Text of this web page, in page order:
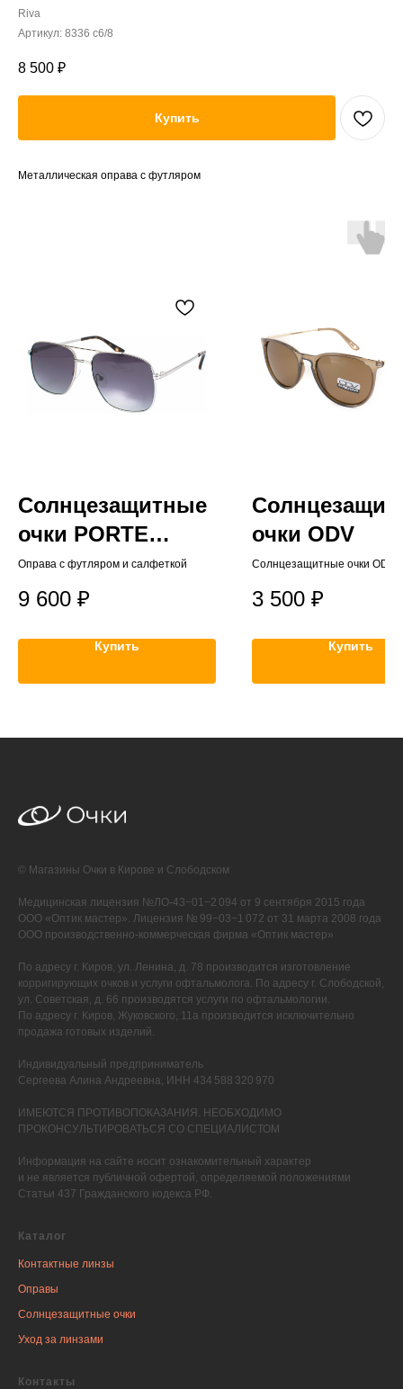
Riva
Артикул: 8336 c6/8
8 500 ₽
Купить
Металлическая оправа с футляром
Солнцезащитные
очки PORTE
VERTE
Оправа с футляром и салфеткой
9 600 ₽
Купить
очки ODV
Солнцезащитные очки ODV
3 500 ₽
Купить
© Магазины Очки в Кирове и Слободском
Медицинская лицензия №ЛО-43−01−2 094 от 9 сентября 2015 года
ООО «Оптик мастер». Лицензия № 99−03−1 072 от 31 марта 2008 года
ООО производственно-коммерческая фирма «Оптик мастер»
По адресу г. Киров, ул. Ленина, д. 78 производится изготовление
корригирующих очков и услуги офтальмолога. По адресу г. Слободской,
ул. Советская, д. 66 производятся услуги по офтальмологии.
По адресу г. Киров, Жуковского, 11а производится исключительно
продажа готовых изделий.
Индивидуальный предприниматель
Сергеева Алина Андреевна, ИНН 434 588 320 970
ИМЕЮТСЯ ПРОТИВОПОКАЗАНИЯ. НЕОБХОДИМО
ПРОКОНСУЛЬТИРОВАТЬСЯ СО СПЕЦИАЛИСТОМ
Информация на сайте носит ознакомительный характер
и не является публичной офертой, определяемой положениями
Статьи 437 Гражданского кодекса РФ.
Каталог
Контактные линзы
Оправы
Солнцезащитные очки
Уход за линзами
Контакты